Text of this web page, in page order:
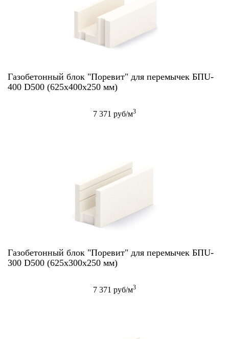
Газобетонный блок "Поревит" для перемычек БПU-
400 D500 (625х400х250 мм)
7 371 руб/м3
Газобетонный блок "Поревит" для перемычек БПU-
300 D500 (625х300х250 мм)
7 371 руб/м3